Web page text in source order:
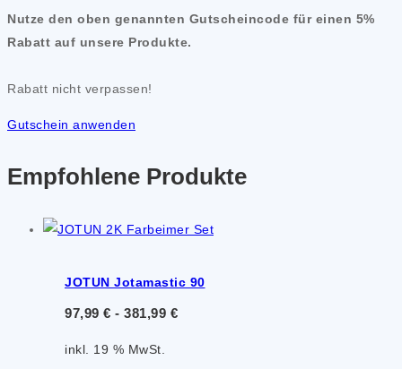
Nutze den oben genannten Gutscheincode für einen 5%
Rabatt auf unsere Produkte.
Rabatt nicht verpassen!
Gutschein anwenden
Empfohlene Produkte
JOTUN Jotamastic 90
97,99 € - 381,99 €
inkl. 19 % MwSt.